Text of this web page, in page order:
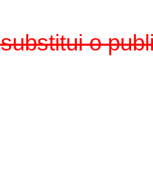
o